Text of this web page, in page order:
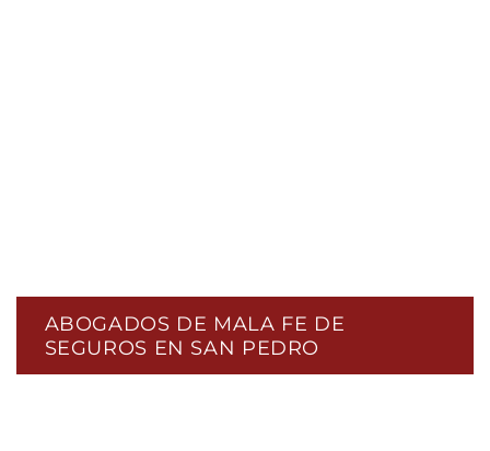
ABOGADOS DE MALA FE DE
SEGUROS EN SAN PEDRO